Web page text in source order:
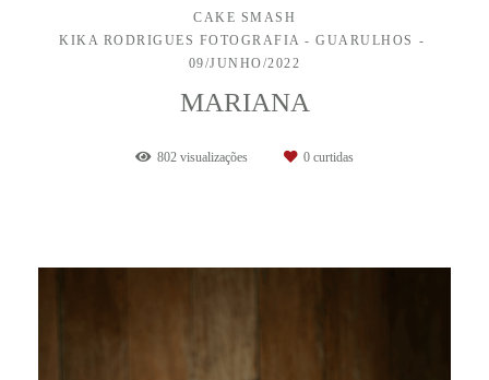
CAKE SMASH
KIKA RODRIGUES FOTOGRAFIA - GUARULHOS
09/JUNHO/2022
MARIANA
802 visualizações 0 curtidas